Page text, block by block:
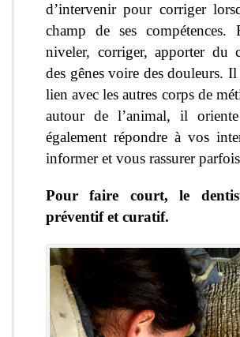
d’intervenir pour corriger
champ de ses
niveler, corriger, apporter du
des gênes voire des douleurs.
lien avec les autres corps de
autour de l’animal, il
également répondre à vos
informer et vous rassurer
Pour faire court, le
préventif et curatif.